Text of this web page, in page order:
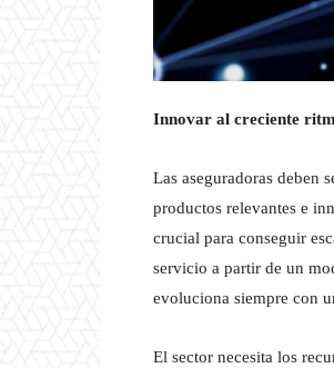
Innovar al creciente
Las aseguradoras deben
productos relevantes e
crucial para conseguir
servicio a partir de un
evoluciona siempre con
El sector necesita los